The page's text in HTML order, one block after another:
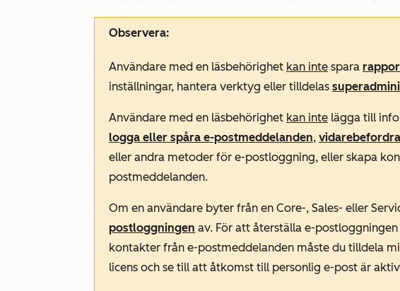
Observera:
Användare med en läsbehörighet kan inte spara
inställningar, hantera verktyg eller tilldelas
Användare med en läsbehörighet kan inte lägga till
logga eller spåra e-postmeddelanden,
eller andra metoder för e-postloggning, eller skapa
postmeddelanden.
Om en användare byter från en Core-, Sales- eller
postloggningen av. För att återställa e-
kontakter från e-postmeddelanden måste du tilldela
licens och se till att åtkomst till personlig e-post är